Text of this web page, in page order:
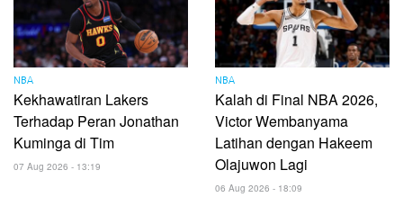
NBA
Kekhawatiran Lakers
Terhadap Peran Jonathan
Kuminga di Tim
07 Aug 2026 - 13:19
NBA
Kalah di Final NBA 2026,
Victor Wembanyama
Latihan dengan Hakeem
Olajuwon Lagi
06 Aug 2026 - 18:09